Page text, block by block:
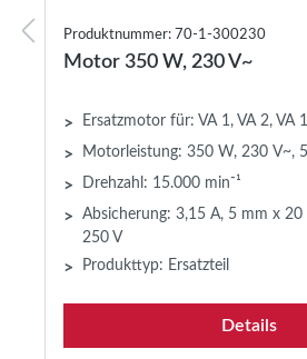
Produktnummer: 70-1-300230
Motor 350 W, 230 V~
> Ersatzmotor für: VA 1, VA 2, VA
> Motorleistung: 350 W, 230 V~,
> Drehzahl: 15.000 min⁻¹
>
Absicherung: 3,15 A, 5 mm x 20
250 V
> Produkttyp: Ersatzteil
Details